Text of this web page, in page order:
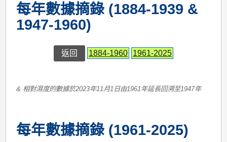
每年數據摘錄 (1884-1939 &
1947-1960)
返回 1884-1960 1961-2025
& 相對濕度的數據於2023年11月1日由1961年延長回溯至1947年
每年數據摘錄 (1961-2025)